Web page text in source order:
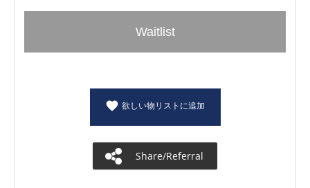
Waitlist
欲しい物リストに追加
Share/Referral